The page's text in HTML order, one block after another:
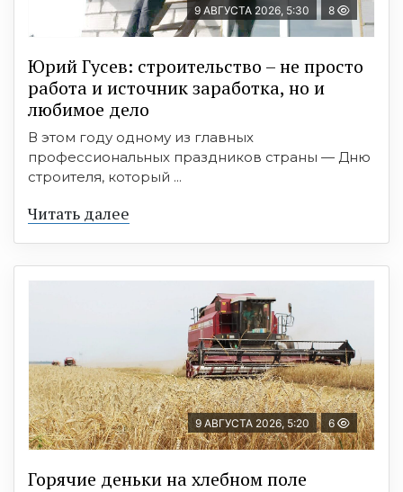
9 АВГУСТА 2026, 5:30 8
Юрий Гусев: строительство – не просто
работа и источник заработка, но и
любимое дело
В этом году одному из главных
профессиональных праздников страны — Дню
строителя, который ...
Читать далее
9 АВГУСТА 2026, 5:20 6
Горячие деньки на хлебном поле